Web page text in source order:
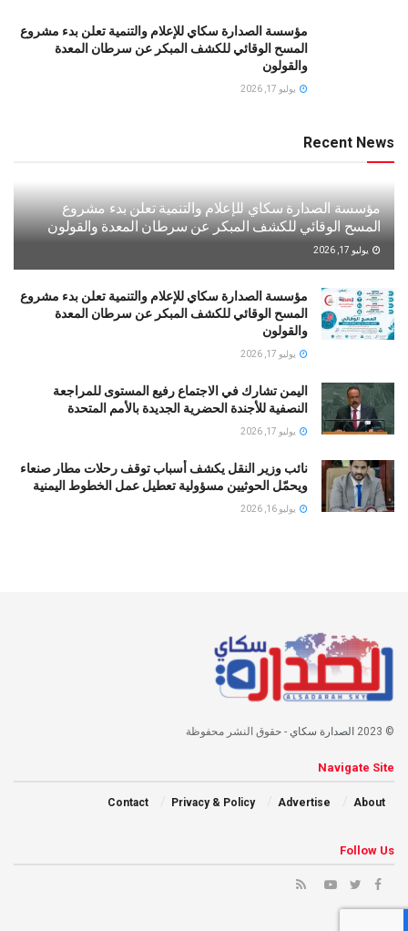
مؤسسة الصدارة سكاي للإعلام والتنمية تعلن بدء مشروع
المسح الوقائي للكشف المبكر عن سرطان المعدة
والقولون
يوليو 17, 2026
Recent News
مؤسسة الصدارة سكاي للإعلام والتنمية تعلن بدء مشروع
المسح الوقائي للكشف المبكر عن سرطان المعدة والقولون
يوليو 17, 2026
مؤسسة الصدارة سكاي للإعلام والتنمية تعلن بدء مشروع
المسح الوقائي للكشف المبكر عن سرطان المعدة
والقولون
يوليو 17, 2026
اليمن تشارك في الاجتماع رفيع المستوى للمراجعة
النصفية للأجندة الحضرية الجديدة بالأمم المتحدة
يوليو 17, 2026
نائب وزير النقل يكشف أسباب توقف رحلات مطار صنعاء
ويحمّل الحوثيين مسؤولية تعطيل عمل الخطوط اليمنية
يوليو 16, 2026
© 2023 الصدارة سكاي- حقوق النشر محفوظة
Navigate Site
About
Advertise
Privacy & Policy
Contact
Follow Us